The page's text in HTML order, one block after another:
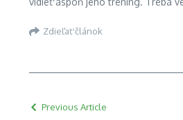
Zdieľať článok
Previous Article